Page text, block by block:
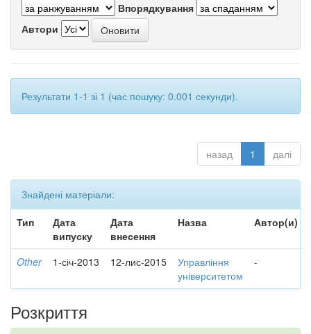
Впорядкування
Автори
Результати 1-1 зі 1 (час пошуку: 0.001 секунди).
назад 1 далі
Знайдені матеріали:
Тип
Дата
випуску
Дата
внесення
Назва Автор(и)
Other 1-січ-2013 12-лис-2015
Управління
університетом
-
Розкриття